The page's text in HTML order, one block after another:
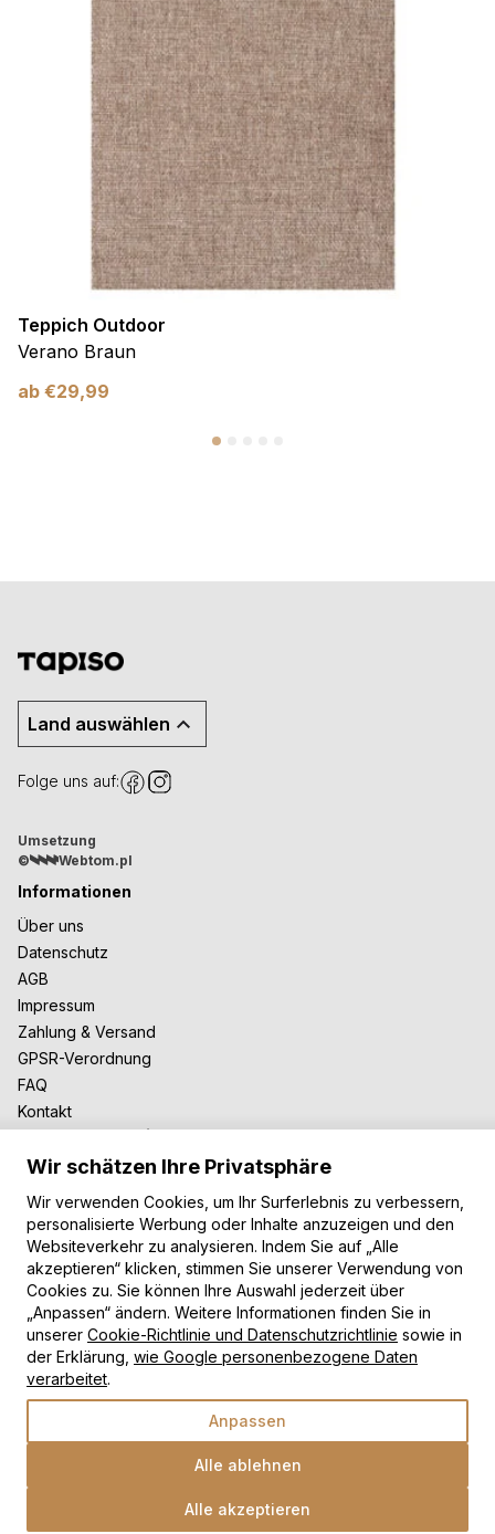
Teppich Outdoor
Verano Braun
ab €29,99
Wähle eine Option
Land auswählen
Folge uns auf:
Umsetzung
©
Webtom.pl
Informationen
Über uns
Datenschutz
AGB
Impressum
Zahlung & Versand
GPSR-Verordnung
FAQ
Kontakt
Zusammenarbeit
Für Blogger
B2B-Zusammenarbeit
Unsere Teppiche
Moderne Teppiche
Vintage Teppiche
Shaggy Teppiche
Kinderteppiche
Zahlungsarten
Wir schätzen Ihre Privatsphäre
Wir verwenden Cookies, um Ihr Surferlebnis zu verbessern,
personalisierte Werbung oder Inhalte anzuzeigen und den
Websiteverkehr zu analysieren. Indem Sie auf „Alle
akzeptieren“ klicken, stimmen Sie unserer Verwendung von
Cookies zu. Sie können Ihre Auswahl jederzeit über
„Anpassen“ ändern. Weitere Informationen finden Sie in
unserer Cookie-Richtlinie und Datenschutzrichtlinie sowie in
der Erklärung, wie Google personenbezogene Daten
verarbeitet.
Anpassen
Alle ablehnen
Alle akzeptieren